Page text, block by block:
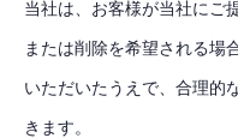
当社は、お客様が当社にご
または削除を希望される場
いただいたうえで、合理的
きます。